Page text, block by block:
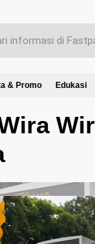
& Promo Edukasi